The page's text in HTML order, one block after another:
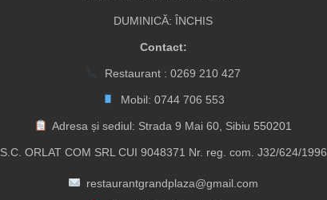
DUMINICĂ: ÎNCHIS
Contact:
Restaurant : 0269 210 427
Mobil: 0744 706 553
Adresa și sediul: Strada 9 Mai 60, Sibiu 550201
S.C. ORLAT COM SRL CUI 9048371 Nr. reg. com. J32/624/1996
restaurantgrandplaza@gmail.com